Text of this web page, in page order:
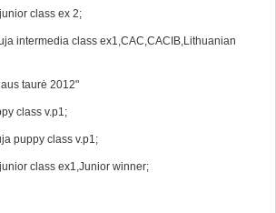
class ex 2;
intermedia class ex1,CAC,CACIB,Lithuanian
taurė 2012"
class v.p1;
puppy class v.p1;
class ex1,Junior winner;
PASIEKIMAI TARTAUTINĖSE PARODOSE